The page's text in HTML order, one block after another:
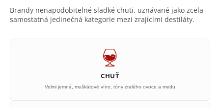
Brandy nenapodobitelné sladké chuti, uznávané jako zcela
samostatná jedinečná kategorie mezi zrajícími destiláty.
CHUŤ
Velmi jemná, muškátové víno, tóny zralého ovoce a medu